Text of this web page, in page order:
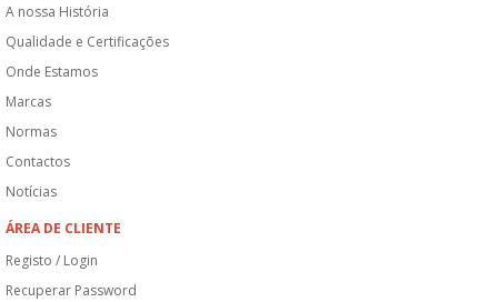
A nossa História
Qualidade e Certificações
Onde Estamos
Marcas
Normas
Contactos
Notícias
ÁREA DE CLIENTE
Registo / Login
Recuperar Password